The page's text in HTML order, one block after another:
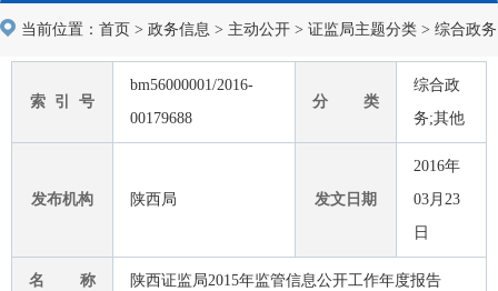
当前位置： 首页 > 政务信息 > 主动公开 > 证监局主题分类 > 综合政务
索 引 号
bm56000001/2016-
00179688
分 类
综合政
务;其他
发布机构 陕西局 发文日期
2016年
03月23
日
名 称 陕西证监局2015年监管信息公开工作年度报告